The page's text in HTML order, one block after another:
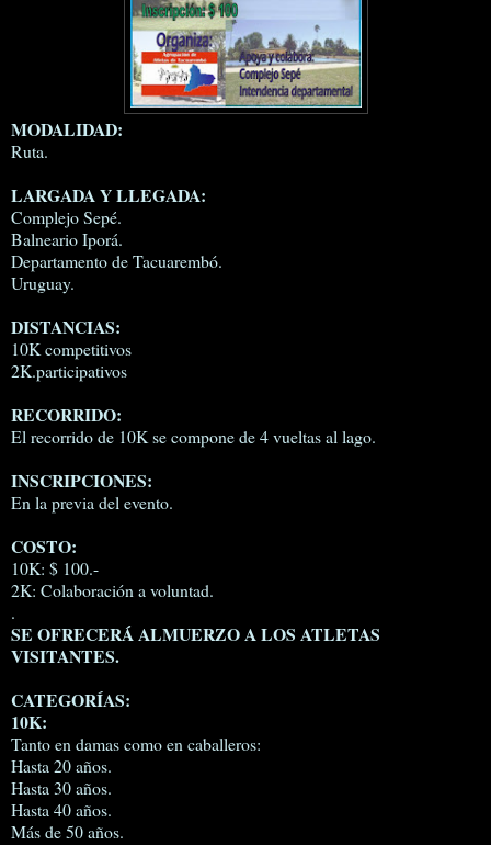
MODALIDAD:
Ruta.
LARGADA Y LLEGADA:
Complejo Sepé.
Balneario Iporá.
Departamento de Tacuarembó.
Uruguay.
DISTANCIAS:
10K competitivos
2K.participativos
RECORRIDO:
El recorrido de 10K se compone de 4 vueltas al lago.
INSCRIPCIONES:
En la previa del evento.
COSTO:
10K: $ 100.-
2K: Colaboración a voluntad.
.
SE OFRECERÁ ALMUERZO A LOS ATLETAS
VISITANTES.
CATEGORÍAS:
10K:
Tanto en damas como en caballeros:
Hasta 20 años.
Hasta 30 años.
Hasta 40 años.
Más de 50 años.